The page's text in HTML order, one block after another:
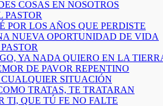
COSAS EN NOSOTROS
PASTOR
POR LOS AÑOS QUE PERDISTE
NUEVA OPORTUNIDAD DE VIDA
YA NADA QUIERO EN LA
DE PAVOR REPENTINO
CUALQUIER SITUACIÓN
TRATAS, TE TRATARAN
TI, QUE TÚ FE NO FALTE